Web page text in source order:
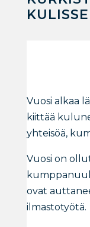
Vuosi alkaa
kiittää
yhteisöä,
Vuosi on
ovat
ilmastotyötä.